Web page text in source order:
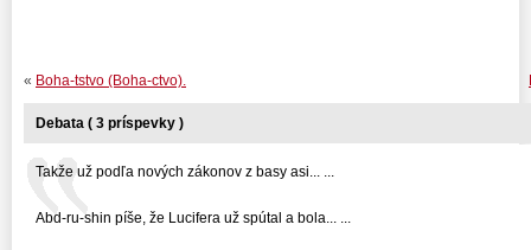
« Boha-tstvo (Boha-ctvo).
Debata ( 3 príspevky )
Takže už podľa nových zákonov z basy asi... ...
Abd-ru-shin píše, že Lucifera už spútal a bola... ...